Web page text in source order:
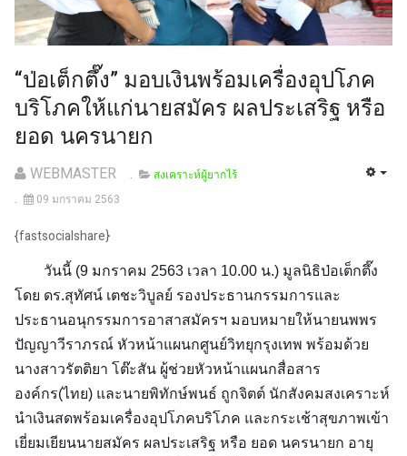
“ป่อเต็กตึ๊ง” มอบเงินพร้อมเครื่องอุปโภค
บริโภคให้แก่นายสมัคร ผลประเสริฐ หรือ
ยอด นครนายก
WEBMASTER
สงเคราะห์ผู้ยากไร้
09 มกราคม 2563
{fastsocialshare}
วันนี้ (9 มกราคม 2563 เวลา 10.00 น.) มูลนิธิป่อเต็กตึ๊ง
โดย ดร.สุทัศน์ เตชะวิบูลย์ รองประธานกรรมการและ
ประธานอนุกรรมการอาสาสมัครฯ มอบหมายให้นายนพพร
ปัญญาวีราภรณ์ หัวหน้าแผนกศูนย์วิทยุกรุงเทพ พร้อมด้วย
นางสาวรัตติยา โต๊ะสัน ผู้ช่วยหัวหน้าแผนกสื่อสาร
องค์กร(ไทย) และนายพิทักษ์พนธ์ ถูกจิตต์ นักสังคมสงเคราะห์
นำเงินสดพร้อมเครื่องอุปโภคบริโภค และกระเช้าสุขภาพเข้า
เยี่ยมเยียนนายสมัคร ผลประเสริฐ หรือ ยอด นครนายก อายุ